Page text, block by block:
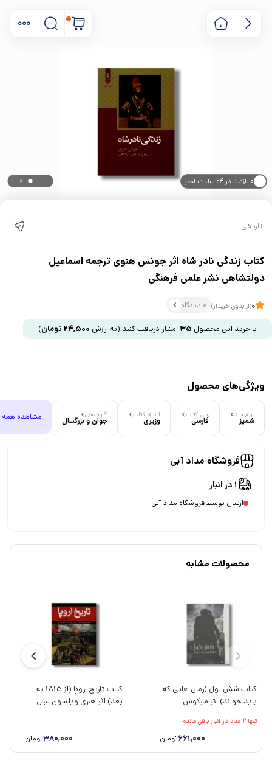
۰ بازدید در ۲۴ ساعت اخیر
تاریخی
کتاب زندگی نادر شاه اثر جونس هنوی ترجمه اسماعیل
دولتشاهی نشر علمی فرهنگی
0(از بدون خریدار) 0 دیدگاه
با خرید این محصول 35 امتیاز دریافت کنید (به ارزش 24,500 تومان)
ویژگی‌های محصول
نوع جلد
شمیز
زبان کتاب
فارسی
اندازه کتاب
وزیری
گروه سنی
جوان و بزرگسال مشاهده همه
فروشگاه مداد آبی
1 در انبار
ارسال توسط فروشگاه مداد آبی
محصولات مشابه
کتاب شش لول (رمان هایی که
باید خواند) اثر مارکوس
پیدایش
تنها 2 عدد در انبار باقی مانده
661,000تومان
کتاب تاریخ اروپا (از 1815 به
بعد) اثر هنری ویلسون لیتل
380,000تومان